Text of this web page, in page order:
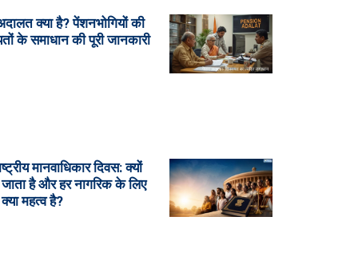
क्या है? पेंशनभोगियों की
के समाधान की पूरी जानकारी
मानवाधिकार दिवस: क्यों
जाता है और हर नागरिक के लिए
महत्व है?